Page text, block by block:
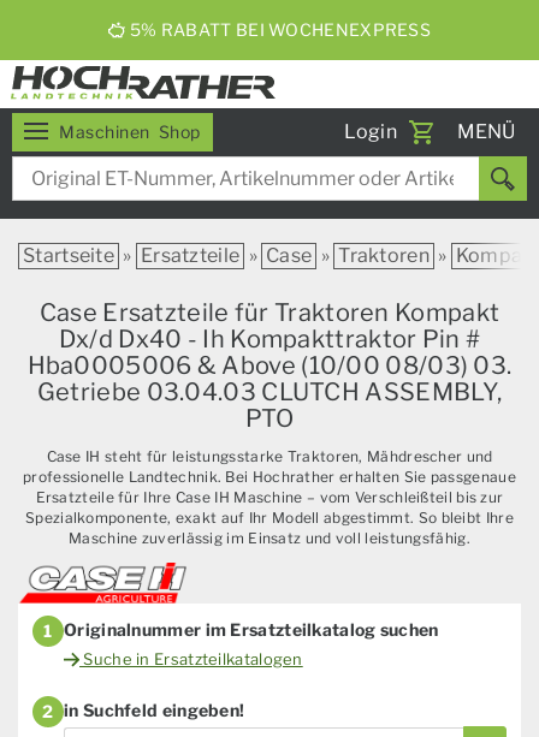
5% RABATT BEI WOCHENEXPRESS
Maschinen Shop Login
Toggle
MENÜ
Startseite » Ersatzteile » Case » Traktoren »
Case Ersatzteile für Traktoren Kompakt
Dx/d Dx40 - Ih Kompakttraktor Pin #
Hba0005006 & Above (10/00 08/03) 03.
Getriebe 03.04.03 CLUTCH ASSEMBLY,
PTO
Case IH steht für leistungsstarke Traktoren, Mähdrescher und
professionelle Landtechnik. Bei Hochrather erhalten Sie passgenaue
Ersatzteile für Ihre Case IH Maschine – vom Verschleißteil bis zur
Spezialkomponente, exakt auf Ihr Modell abgestimmt. So bleibt Ihre
Maschine zuverlässig im Einsatz und voll leistungsfähig.
1 Originalnummer im Ersatzteilkatalog suchen
Suche in Ersatzteilkatalogen
2 in Suchfeld eingeben!